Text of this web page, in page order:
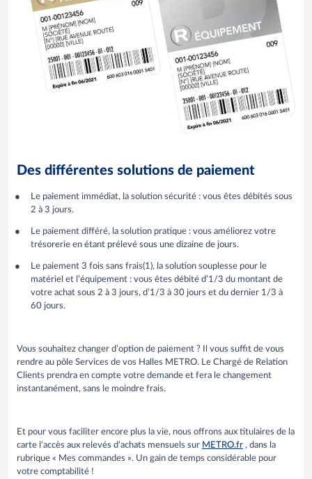
Des différentes solutions de paiement
Le paiement immédiat, la solution sécurité : vous êtes débités sous
2 à 3 jours.
Le paiement différé, la solution pratique : vous améliorez votre
trésorerie en étant prélevé sous une dizaine de jours.
Le paiement 3 fois sans frais(1), la solution souplesse pour le
matériel et l’équipement : vous êtes débité d’1/3 du montant de
votre achat sous 2 à 3 jours, d’1/3 à 30 jours et du dernier 1/3 à
60 jours.
Vous souhaitez changer d’option de paiement ? Il vous suffit de vous
rendre au pôle Services de vos Halles METRO. Le Chargé de Relation
Clients prendra en compte votre demande et fera le changement
instantanément, sans le moindre frais.
Et pour vous faciliter encore plus la vie, nous offrons aux titulaires de la
carte l’accès aux relevés d’achats mensuels sur METRO.fr , dans la
rubrique « Mes commandes ». Un gain de temps considérable pour
votre comptabilité !